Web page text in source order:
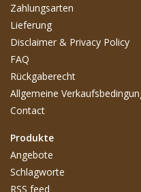
Zahlungsarten
Lieferung
Disclaimer & Privacy Policy
FAQ
Rückgaberecht
Allgemeine
Contact
Produkte
Angebote
Schlagworte
RSS feed